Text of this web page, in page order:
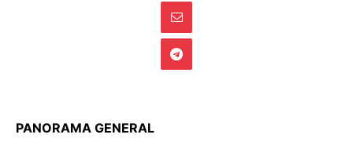
PANORAMA GENERAL